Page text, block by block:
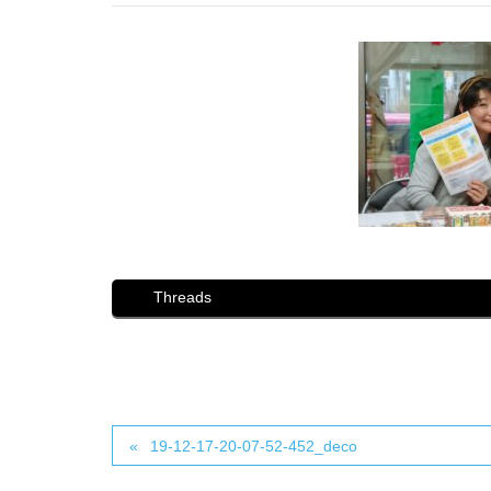
Threads
19-12-17-20-07-52-452_deco